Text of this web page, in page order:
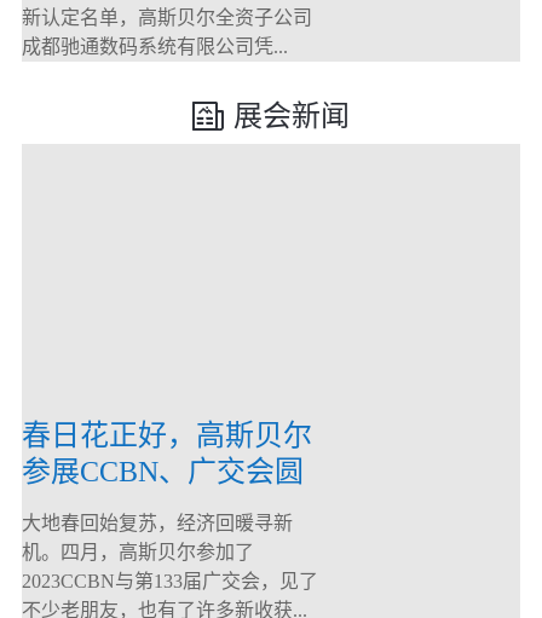
新认定名单，高斯贝尔全资子公司
成都驰通数码系统有限公司凭...
展会新闻
春日花正好，高斯贝尔
参展CCBN、广交会圆
满落幕！
大地春回始复苏，经济回暖寻新
机。四月，高斯贝尔参加了
2023CCBN与第133届广交会，见了
不少老朋友，也有了许多新收获...